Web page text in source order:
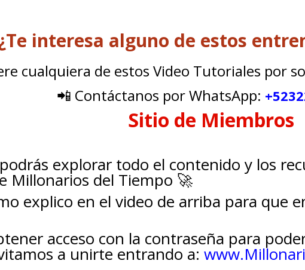
interesa alguno de estos
cualquiera de estos Video Tutoriales por
📲 Contáctanos por WhatsApp:
Sitio de Miembros
explorar todo el contenido y los
Millonarios del Tiempo 🚀
explico en el video de arriba para que
acceso con la contraseña para
a unirte entrando a: